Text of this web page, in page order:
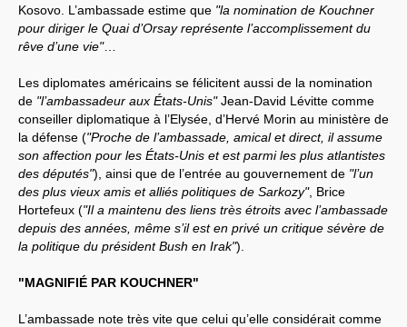
Kosovo. L’ambassade estime que "la nomination de Kouchner
pour diriger le Quai d’Orsay représente l’accomplissement du
rêve d’une vie"…
Les diplomates américains se félicitent aussi de la nomination
de "l’ambassadeur aux États-Unis"Jean-David Lévitte comme
conseiller diplomatique à l’Elysée, d’Hervé Morin au ministère de
la défense ("Proche de l’ambassade, amical et direct, il assume
son affection pour les États-Unis et est parmi les plus atlantistes
des députés"), ainsi que de l’entrée au gouvernement de "l’un
des plus vieux amis et alliés politiques de Sarkozy", Brice
Hortefeux ("Il a maintenu des liens très étroits avec l’ambassade
depuis des années, même s’il est en privé un critique sévère de
la politique du président Bush en Irak").
"MAGNIFIÉ PAR KOUCHNER"
L’ambassade note très vite que celui qu’elle considérait comme